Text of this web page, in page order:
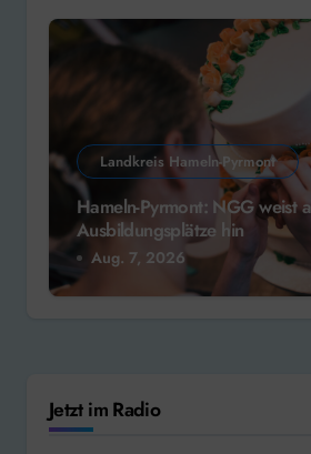
Landkreis Hameln-Pyrmont
Hameln-Pyrmont: NGG weist
Ausbildungsplätze hin
Aug. 7, 2026
Jetzt im Radio